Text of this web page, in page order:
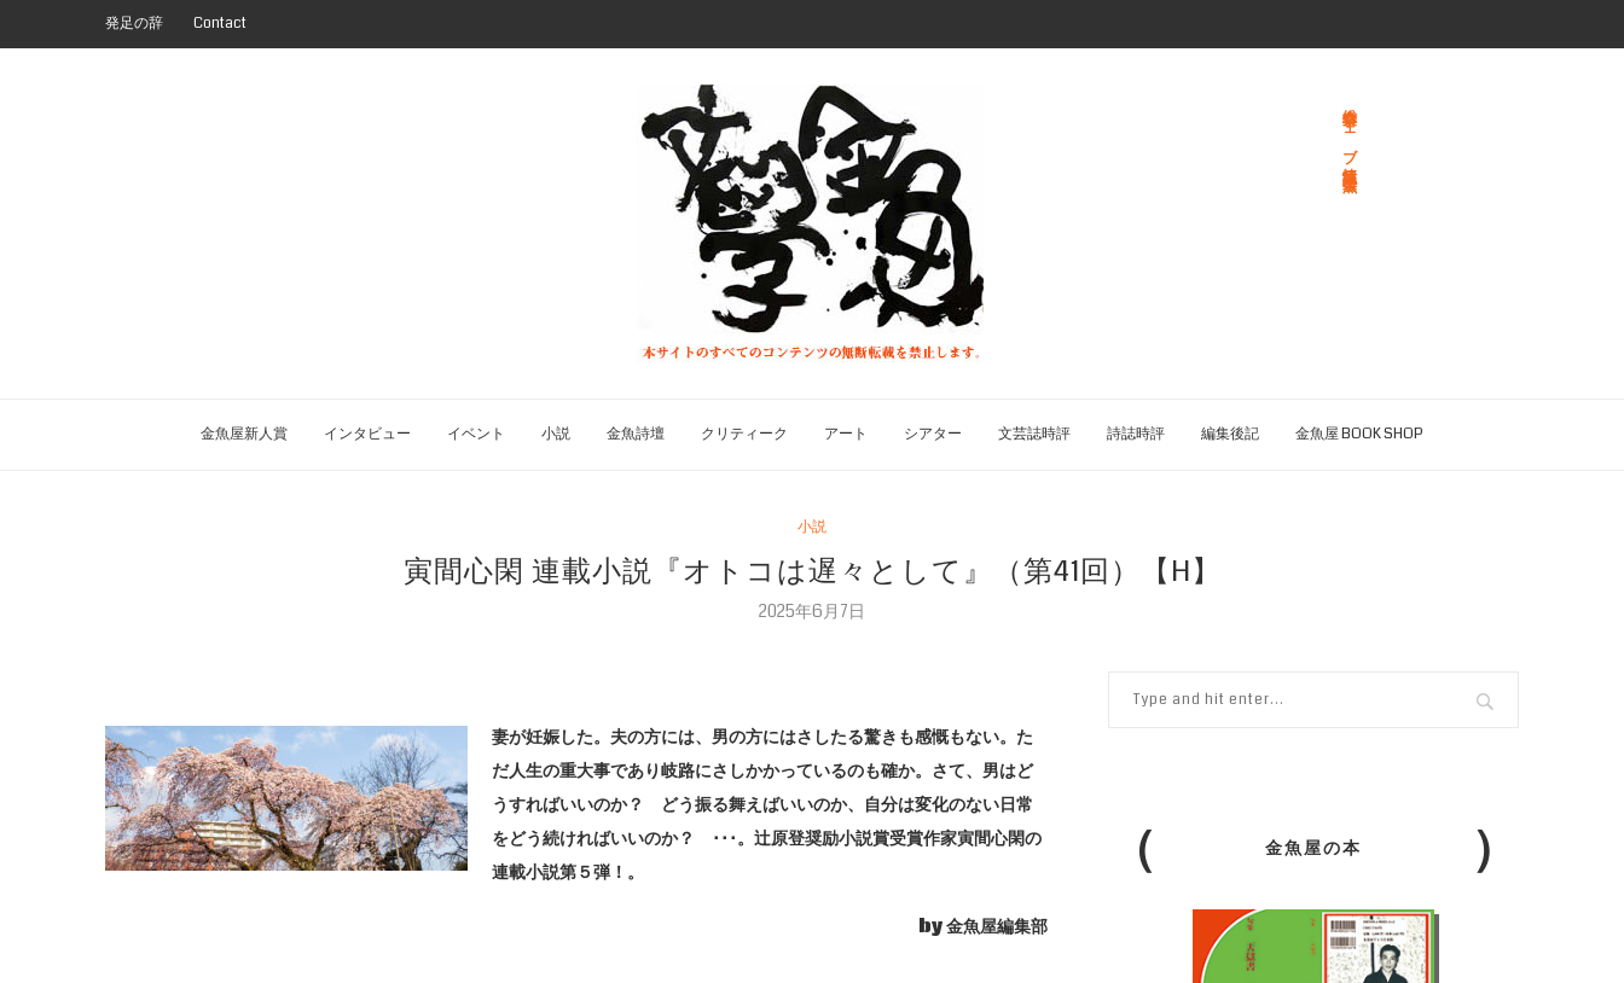
発足の辞 Contact
総合文学ウェブ情報誌 文学金魚
金魚屋新人賞 インタビュー イベント 小説 金魚詩壇 クリティーク アート シアター 文芸誌時評 詩誌時評 編集後記 金魚屋 BOOK SHOP
小説
寅間心閑 連載小説『オトコは遅々として』（第41回）【H】
2025年6月7日
妻が妊娠した。夫の方には、男の方にはさしたる驚きも感慨もない。た
だ人生の重大事であり岐路にさしかかっているのも確か。さて、男はど
うすればいいのか？ どう振る舞えばいいのか、自分は変化のない日常
をどう続ければいいのか？ ･･･。辻原登奨励小説賞受賞作家寅間心閑の
連載小説第５弾！。
by 金魚屋編集部
金魚屋の本